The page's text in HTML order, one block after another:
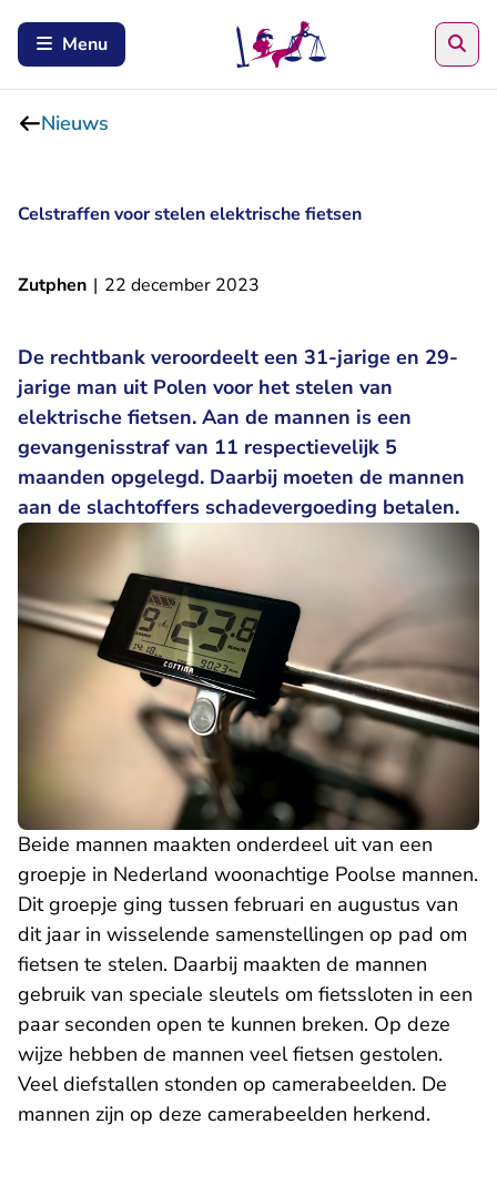
Menu
Nieuws
Celstraffen voor stelen elektrische fietsen
Zutphen | 22 december 2023
De rechtbank veroordeelt een 31-jarige en 29-
jarige man uit Polen voor het stelen van
elektrische fietsen. Aan de mannen is een
gevangenisstraf van 11 respectievelijk 5
maanden opgelegd. Daarbij moeten de mannen
aan de slachtoffers schadevergoeding betalen.
Beide mannen maakten onderdeel uit van een
groepje in Nederland woonachtige Poolse mannen.
Dit groepje ging tussen februari en augustus van
dit jaar in wisselende samenstellingen op pad om
fietsen te stelen. Daarbij maakten de mannen
gebruik van speciale sleutels om fietssloten in een
paar seconden open te kunnen breken. Op deze
wijze hebben de mannen veel fietsen gestolen.
Veel diefstallen stonden op camerabeelden. De
mannen zijn op deze camerabeelden herkend.